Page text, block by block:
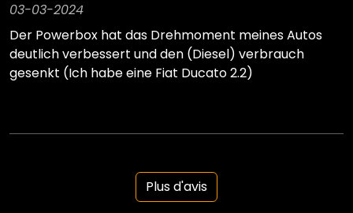
03-03-2024
Der Powerbox hat das Drehmoment meines Autos
deutlich verbessert und den (Diesel) verbrauch
gesenkt (Ich habe eine Fiat Ducato 2.2)
Plus d'avis